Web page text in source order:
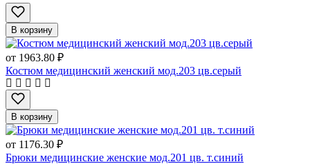
В корзину
от 1963.80 ₽
Костюм медицинский женский мод.203 цв.серый
В корзину
от 1176.30 ₽
Брюки медицинские женские мод.201 цв. т.синий